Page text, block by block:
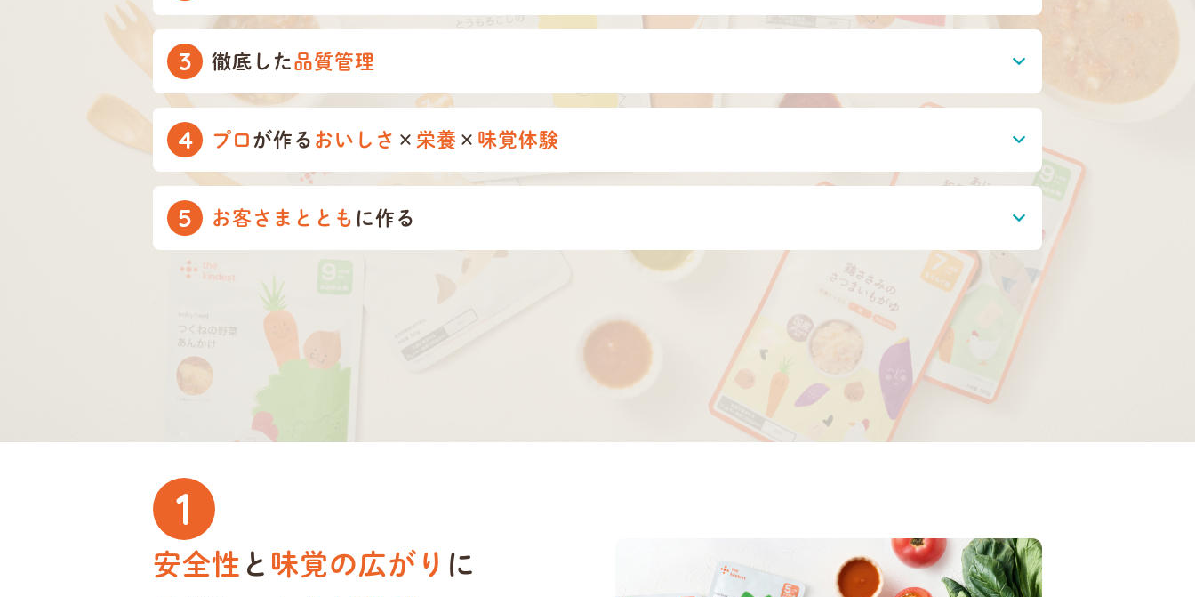
3 徹底した 品質管理
4 プロ が作る おいしさ × 栄養 × 味覚体験
5 お客さまととも に作る
1
安全性 と 味覚の広がり に